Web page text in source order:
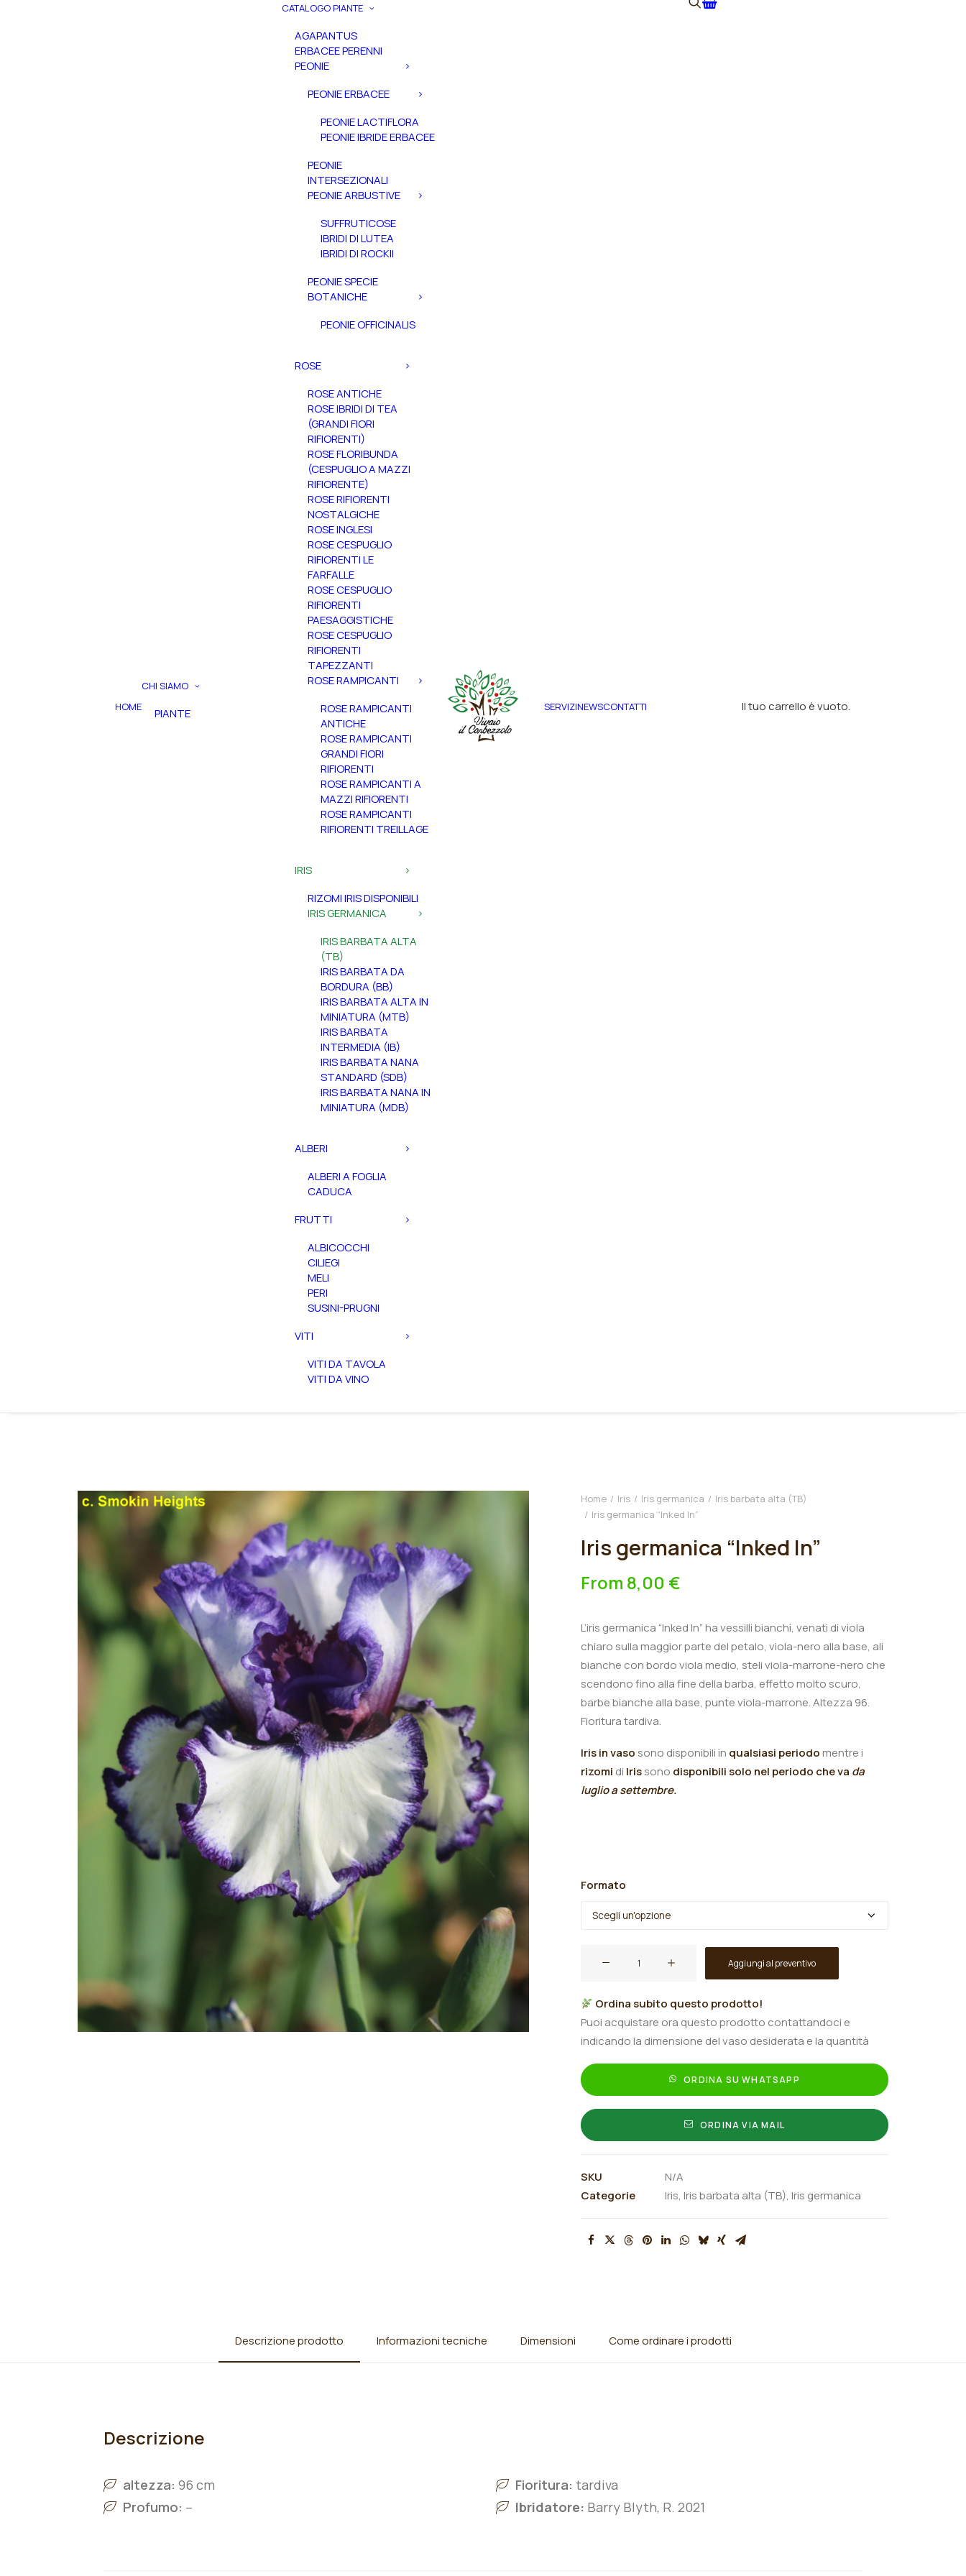
HOME
CHI SIAMO
PIANTE
CATALOGO PIANTE
AGAPANTUS
ERBACEE PERENNI
PEONIE
PEONIE ERBACEE
PEONIE LACTIFLORA
PEONIE IBRIDE ERBACEE
PEONIE
INTERSEZIONALI
PEONIE ARBUSTIVE
SUFFRUTICOSE
IBRIDI DI LUTEA
IBRIDI DI ROCKII
PEONIE SPECIE
BOTANICHE
PEONIE OFFICINALIS
ROSE
ROSE ANTICHE
ROSE IBRIDI DI TEA
(GRANDI FIORI
RIFIORENTI)
ROSE FLORIBUNDA
(CESPUGLIO A MAZZI
RIFIORENTE)
ROSE RIFIORENTI
NOSTALGICHE
ROSE INGLESI
ROSE CESPUGLIO
RIFIORENTI LE
FARFALLE
ROSE CESPUGLIO
RIFIORENTI
PAESAGGISTICHE
ROSE CESPUGLIO
RIFIORENTI
TAPEZZANTI
ROSE RAMPICANTI
ROSE RAMPICANTI
ANTICHE
ROSE RAMPICANTI
GRANDI FIORI
RIFIORENTI
ROSE RAMPICANTI A
MAZZI RIFIORENTI
ROSE RAMPICANTI
RIFIORENTI TREILLAGE
IRIS
RIZOMI IRIS DISPONIBILI
IRIS GERMANICA
IRIS BARBATA ALTA
(TB)
IRIS BARBATA DA
BORDURA (BB)
IRIS BARBATA ALTA IN
MINIATURA (MTB)
IRIS BARBATA
INTERMEDIA (IB)
IRIS BARBATA NANA
STANDARD (SDB)
IRIS BARBATA NANA IN
MINIATURA (MDB)
ALBERI
ALBERI A FOGLIA
CADUCA
FRUTTI
ALBICOCCHI
CILIEGI
MELI
PERI
SUSINI-PRUGNI
VITI
VITI DA TAVOLA
VITI DA VINO
SERVIZINEWSCONTATTI Il tuo carrello è vuoto.
Home Iris Iris germanica
Iris barbata alta (TB)
Iris germanica “Inked In”
Iris germanica “Inked In”
From 8,00 €
L’iris germanica “Inked In”havessilli bianchi, venati di viola
chiaro sulla maggior parte del petalo, viola-nero alla base, ali
bianche con bordo viola medio, steli viola-marrone-nero che
scendono fino alla fine della barba, effetto molto scuro,
barbe bianche alla base, punte viola-marrone. Altezza 96.
Fioritura tardiva.
Iris in vaso sono disponibili in qualsiasi periodomentre i
rizomi di Irissono disponibili solo nel periodo che va da
luglio a settembre.
Formato
In"
quantità
Aggiungi al preventivo
Ordina subito questo prodotto!
Puoi acquistare ora questo prodotto contattandoci e
indicando la dimensione del vaso desiderata e la quantità
ORDINA SU WHATSAPP
ORDINA VIA MAIL
SKU
N/A
Categorie
Iris, Iris barbata alta (TB), Iris germanica
Descrizione prodotto Informazioni tecniche Dimensioni Come ordinare i prodotti
Descrizione
altezza: 96 cm
Profumo: –
Fioritura: tardiva
Ibridatore: Barry Blyth, R. 2021